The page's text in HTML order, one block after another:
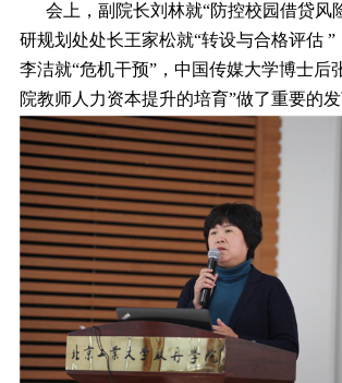
会上，副院长刘林就“防控校园借贷风
研规划处处长王家松就“转设与合格评估 ”
李洁就“危机干预”，中国传媒大学博士后
院教师人力资本提升的培育”做了重要的发